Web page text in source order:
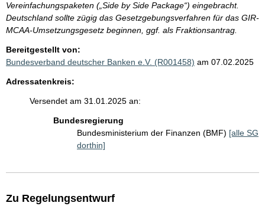
Vereinfachungspaketen („Side by Side Package“) eingebracht.
Deutschland sollte zügig das Gesetzgebungsverfahren für das GIR-
MCAA-Umsetzungsgesetz beginnen, ggf. als Fraktionsantrag.
Bereitgestellt von:
Bundesverband deutscher Banken e.V. (R001458) am 07.02.2025
Adressatenkreis:
Versendet am 31.01.2025 an:
Bundesregierung
Bundesministerium der Finanzen (BMF) [alle SG
dorthin]
Zu Regelungsentwurf